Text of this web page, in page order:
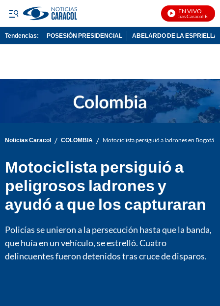
EN VIVO
Noticias Caracol En Vivo
Tendencias: POSESIÓN PRESIDENCIAL ABELARDO DE LA ESPRIELLA
Noticias Caracol / COLOMBIA / Motociclista persiguió a ladrones en Bogotá
Motociclista persiguió a
peligrosos ladrones y
ayudó a que los capturaran
Policías se unieron a la persecución hasta que la banda,
que huía en un vehículo, se estrelló. Cuatro
delincuentes fueron detenidos tras cruce de disparos.